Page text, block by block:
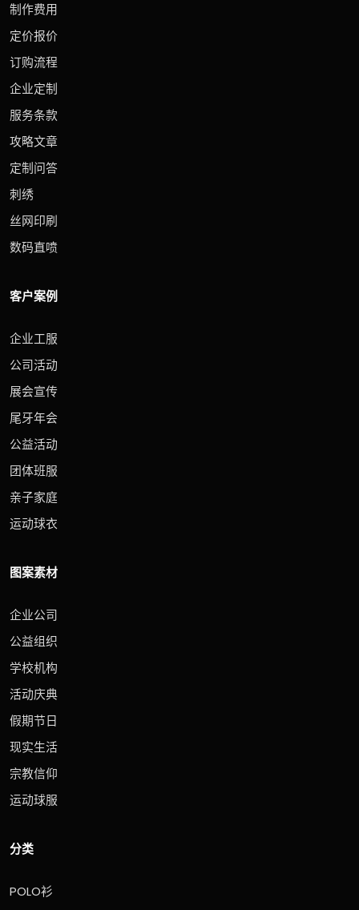
制作费用
定价报价
订购流程
企业定制
服务条款
攻略文章
定制问答
刺绣
丝网印刷
数码直喷
客户案例
企业工服
公司活动
展会宣传
尾牙年会
公益活动
团体班服
亲子家庭
运动球衣
图案素材
企业公司
公益组织
学校机构
活动庆典
假期节日
现实生活
宗教信仰
运动球服
分类
POLO衫